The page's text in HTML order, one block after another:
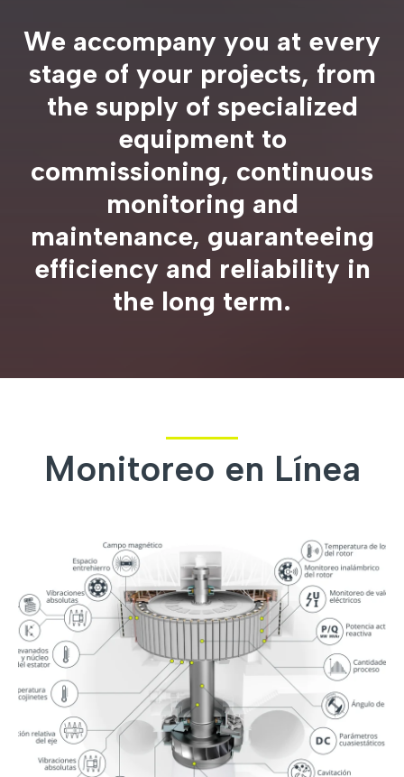
We accompany you at every
stage of your projects, from
the supply of specialized
equipment to
commissioning, continuous
monitoring and
maintenance, guaranteeing
efficiency and reliability in
the long term.
Monitoreo en Línea